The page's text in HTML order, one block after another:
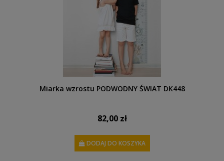
Miarka wzrostu PODWODNY ŚWIAT DK448
82,00 zł
DODAJ DO KOSZYKA